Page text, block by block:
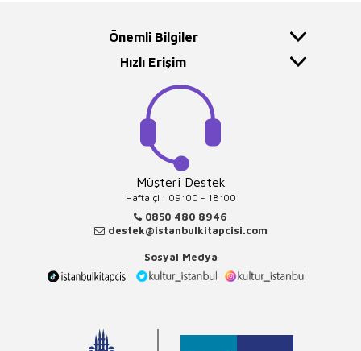
Önemli Bilgiler
Hızlı Erişim
Müşteri Destek
Haftaiçi : 09:00 - 18:00
0850 480 8946
destek@istanbulkitapcisi.com
Sosyal Medya